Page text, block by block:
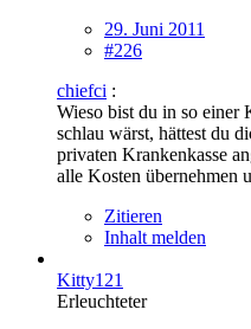
29. Juni 2011
#226
chiefci :
Wieso bist du in so einer
schlau wärst, hättest du
privaten Krankenkasse
alle Kosten übernehmen
Zitieren
Inhalt melden
Kitty121
Erleuchteter